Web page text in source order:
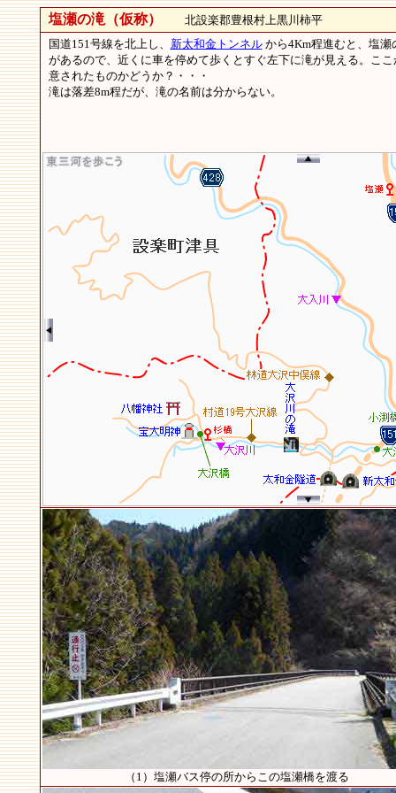
塩瀬の滝（仮称）
北設楽郡豊根村上黒川柿平
国道151号線を北上し、 新太和金トンネルから4Km程進むと、塩
があるので、近くに車を停めて歩くとすぐ左下に滝が見える。こ
意されたものかどうか？・・・
滝は落差8m程だが、滝の名前は分からない。
（1）塩瀬バス停の所からこの塩瀬橋を渡る